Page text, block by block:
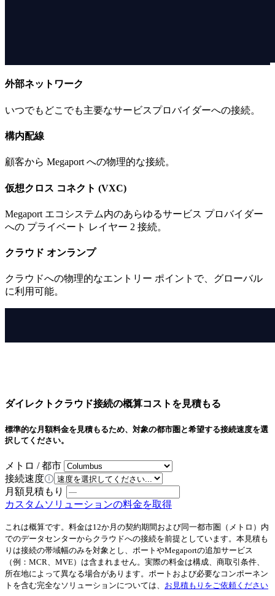
外部ネットワーク
いつでもどこでも主要なサービスプロバイダーへの接続。
構内配線
顧客から Megaport への物理的な接続。
仮想クロス コネクト (VXC)
Megaport エコシステム内のあらゆるサービス プロバイダー
への プライベート レイヤー 2 接続。
クラウド オンランプ
クラウドへの物理的なエントリー ポイントで、グローバル
に利用可能。
ダイレクトクラウド接続の概算コストを見積もる
標準的な月額料金を見積もるため、対象の都市圏と希望する接続速度を選
択してください。
メトロ / 都市
接続速度
月額見積もり
カスタムソリューションの料金を取得
これは概算です。料金は12か月の契約期間および同一都市圏（メトロ）内
でのデータセンターからクラウドへの接続を前提としています。本見積も
りは接続の帯域幅のみを対象とし、ポートやMegaportの追加サービス
（例：MCR、MVE）は含まれません。実際の料金は構成、商取引条件、
所在地によって異なる場合があります。ポートおよび必要なコンポーネン
トを含む完全なソリューションについては、 お見積もりをご依頼ください